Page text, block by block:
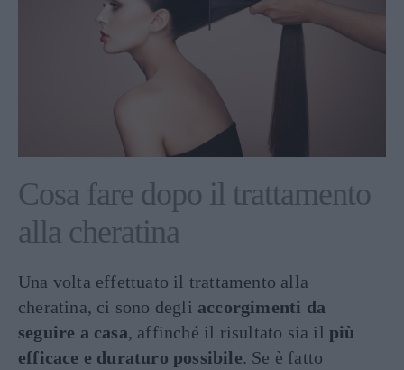
Cosa fare dopo il trattamento
alla cheratina
Una volta effettuato il trattamento alla
cheratina, ci sono degli accorgimenti da
seguire a casa, affinché il risultato sia il più
efficace e duraturo possibile. Se è fatto